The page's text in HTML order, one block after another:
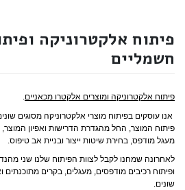
פיתוח אלקטרוניקה
חשמליים
פיתוח אלקטרוניקה ומוצרים אלקטרו מכאניים.
אנו עוסקים בפיתוח מוצרי אלקטרוניקה מסוגים
פיתוח המוצר, החל מהגדרת הדרישות ואפיון
מעגל מודפס, בחירת שיטות ייצור ובניית אב טיפוס.
לאחרונה שמחנו לקבל לצוות הפיתוח שלנו שני
ופיתוח רכיבים מודפסים, מעגלים, בקרים מתוכנתים
שונים.